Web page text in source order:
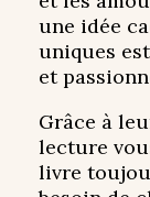
une idée
uniques
et
Grâce à
lecture
livre